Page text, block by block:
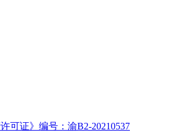
可证》编号：渝B2-20210537